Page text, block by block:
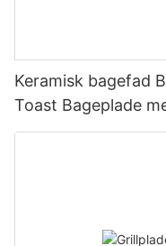
Keramisk bagefad
Toast Bageplade
Bageværktøj